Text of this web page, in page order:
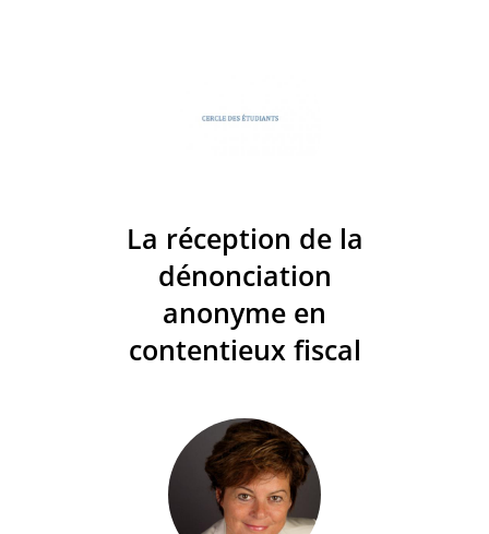
La réception de la
dénonciation
anonyme en
contentieux fiscal